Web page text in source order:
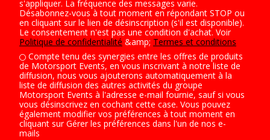
s'appliquer. La fréquence des messages varie.
Désabonnez-vous à tout moment en répondant STOP ou
en cliquant sur le lien de désinscription (s'il est disponible).
Le consentement n'est pas une condition d'achat. Voir
Politique de confidentialité &amp; Termes et conditions
Compte tenu des synergies entre les offres de produits
de Motorsport Events, en vous inscrivant à notre liste de
diffusion, nous vous ajouterons automatiquement à la
liste de diffusion des autres activités du groupe
Motorsport Events à l'adresse e-mail fournie, sauf si vous
vous désinscrivez en cochant cette case. Vous pouvez
également modifier vos préférences à tout moment en
cliquant sur Gérer les préférences dans l'un de nos e-
mails